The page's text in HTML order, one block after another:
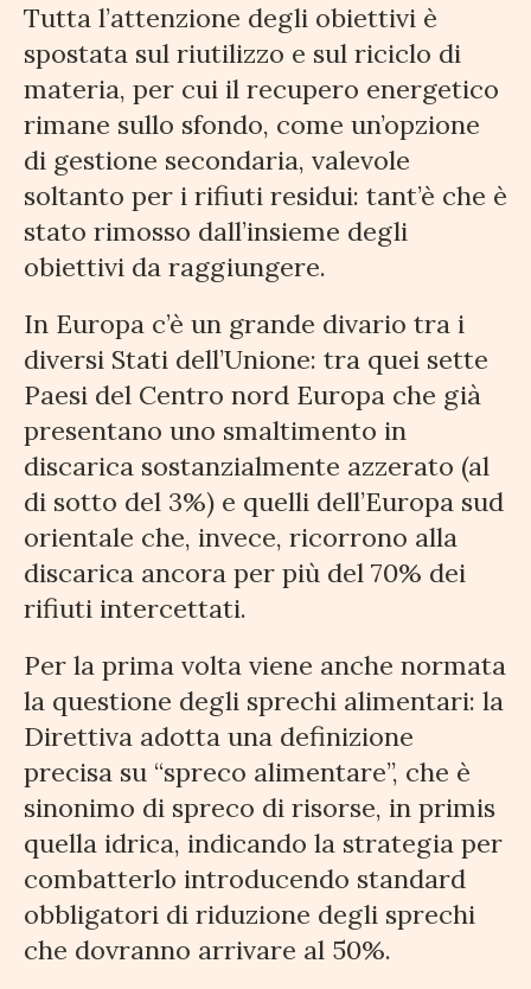
Tutta l’attenzione degli obiettivi è
spostata sul riutilizzo e sul riciclo di
materia, per cui il recupero energetico
rimane sullo sfondo, come un’opzione
di gestione secondaria, valevole
soltanto per i rifiuti residui: tant’è che è
stato rimosso dall’insieme degli
obiettivi da raggiungere.
In Europa c’è un grande divario tra i
diversi Stati dell’Unione: tra quei sette
Paesi del Centro nord Europa che già
presentano uno smaltimento in
discarica sostanzialmente azzerato (al
di sotto del 3%) e quelli dell’Europa sud
orientale che, invece, ricorrono alla
discarica ancora per più del 70% dei
rifiuti intercettati.
Per la prima volta viene anche normata
la questione degli sprechi alimentari: la
Direttiva adotta una definizione
precisa su “spreco alimentare”, che è
sinonimo di spreco di risorse, in primis
quella idrica, indicando la strategia per
combatterlo introducendo standard
obbligatori di riduzione degli sprechi
che dovranno arrivare al 50%.